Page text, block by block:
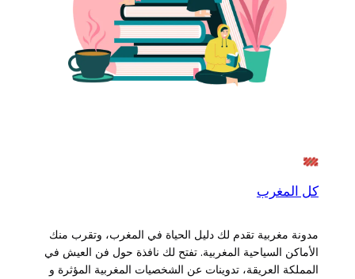
كل المغرب
مدونة مغربية تقدم لك دليل الحياة في المغرب، وتقرب منك
الأماكن السياحية المغربية. تفتح لك نافذة حول فن العيش في
المملكة العريقة، تدوينات عن الشخصيات المغربية المؤثرة و